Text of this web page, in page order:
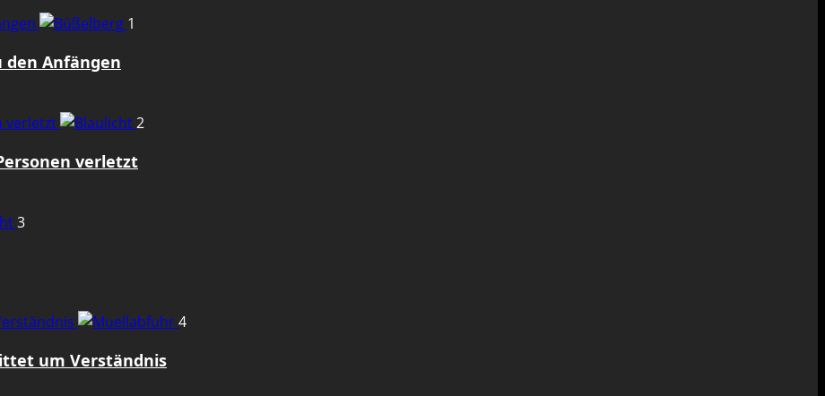
1
Anfängen
verletzt
2
verletzt
3
4
um Verständnis